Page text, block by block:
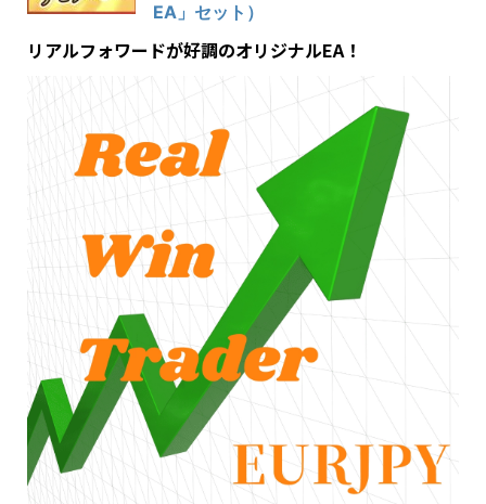
EA」セット）
リアルフォワードが好調のオリジナルEA！